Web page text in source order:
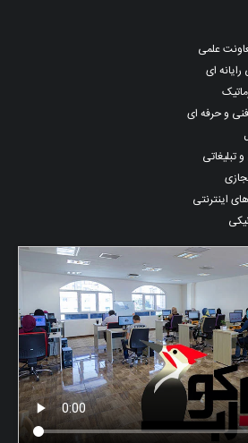
علمی
ای
فنی و حرفه ای
تبلیغاتی
اینترنتی